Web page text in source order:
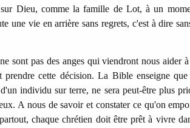
sur Dieu, comme la famille de Lot, à un
une vie en arrière sans regrets, c'est à dire
sont pas des anges qui viendront nous aider
prendre cette décision. La Bible enseigne
individu sur terre, ne sera peut-être plus
A nous de savoir et constater ce qu'on
chaque chrétien doit être prêt à vivre